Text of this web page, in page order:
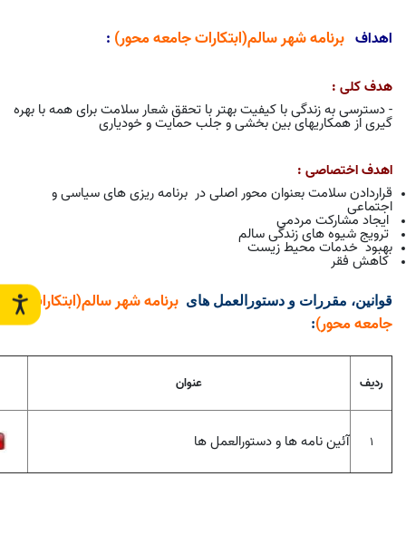
اهداف برنامه شهر سالم(ابتکارات جامعه محور) :
هدف کلی :
- دسترسی به زندگی با کیفیت بهتر با تحقق شعار سلامت برای همه با بهره
گیری از همکاریهای بین بخشی و جلب حمایت و خودیاری
اهدف اختصاصی :
قراردادن سلامت بعنوان محور اصلی در برنامه ریزی های سیاسی و
اجتماعی
ایجاد مشارکت مردمی
ترویج شیوه های زندگی سالم
بهبود خدمات محیط زیست
کاهش فقر
قوانین، مقررات و دستورالعمل های برنامه شهر سالم(ابتکارات
جامعه محور):
ردیف عنوان
1 آئین نامه ها و دستورالعمل ها